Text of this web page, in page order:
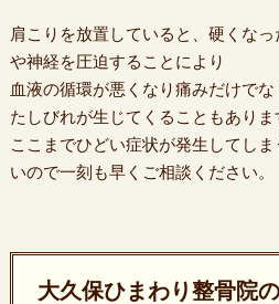
肩こりを放置していると、硬くな
や神経を圧迫することにより
血液の循環が悪くなり痛みだけで
たしびれが生じてくることもありま
ここまでひどい症状が発生してし
いので一刻も早くご相談ください。
大久保ひまわり整骨院